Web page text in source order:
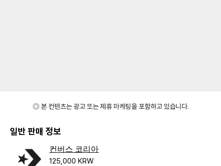
◎ 본 컨텐츠는 광고 또는 제휴 마케팅을 포함하고 있습니다.
일반 판매 정보
컨버스 코리아
125,000 KRW